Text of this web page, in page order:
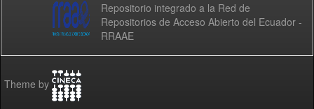
Repositorio integrado a la Red de
Repositorios de Acceso Abierto del Ecuador -
RRAAE
Theme by